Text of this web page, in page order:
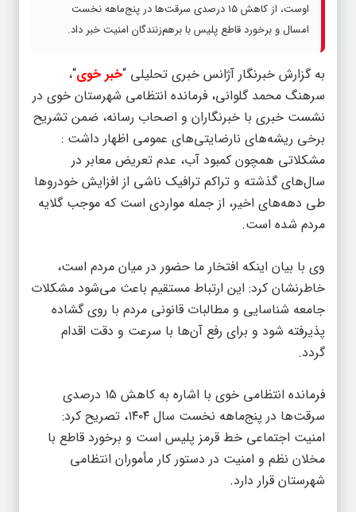
اوست، از کاهش ۱۵ درصدی سرقت‌ها در پنج‌ماهه نخست
امسال و برخورد قاطع پلیس با برهم‌زنندگان امنیت خبر داد.
به گزارش خبرنگار آژانس خبری تحلیلی “خبر خوی“،
سرهنگ محمد گلوانی، فرمانده انتظامی شهرستان خوی در
نشست خبری با خبرنگاران و اصحاب رسانه، ضمن تشریح
برخی ریشه‌های نارضایتی‌های عمومی اظهار داشت :
مشکلاتی همچون کمبود آب، عدم تعریض معابر در
سال‌های گذشته و تراکم ترافیک ناشی از افزایش خودروها
طی دهه‌های اخیر، از جمله مواردی است که موجب گلایه
مردم شده است.
وی با بیان اینکه افتخار ما حضور در میان مردم است،
خاطرنشان کرد: این ارتباط مستقیم باعث می‌شود مشکلات
جامعه شناسایی و مطالبات قانونی مردم با روی گشاده
پذیرفته شود و برای رفع آن‌ها با سرعت و دقت اقدام
گردد.
فرمانده انتظامی خوی با اشاره به کاهش ۱۵ درصدی
سرقت‌ها در پنج‌ماهه نخست سال ۱۴۰۴، تصریح کرد:
امنیت اجتماعی خط قرمز پلیس است و برخورد قاطع با
مخلان نظم و امنیت در دستور کار مأموران انتظامی
شهرستان قرار دارد.